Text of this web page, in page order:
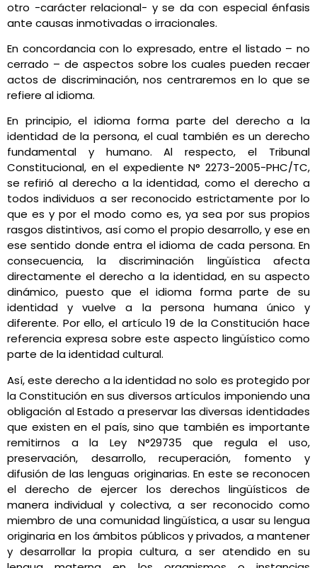
otro -carácter relacional- y se da con especial énfasis
ante causas inmotivadas o irracionales.
En concordancia con lo expresado, entre el listado – no
cerrado – de aspectos sobre los cuales pueden recaer
actos de discriminación, nos centraremos en lo que se
refiere al idioma.
En principio, el idioma forma parte del derecho a la
identidad de la persona, el cual también es un derecho
fundamental y humano. Al respecto, el Tribunal
Constitucional, en el expediente N° 2273-2005-PHC/TC,
se refirió al derecho a la identidad, como el derecho a
todos individuos a ser reconocido estrictamente por lo
que es y por el modo como es, ya sea por sus propios
rasgos distintivos, así como el propio desarrollo, y ese en
ese sentido donde entra el idioma de cada persona. En
consecuencia, la discriminación lingüística afecta
directamente el derecho a la identidad, en su aspecto
dinámico, puesto que el idioma forma parte de su
identidad y vuelve a la persona humana único y
diferente. Por ello, el artículo 19 de la Constitución hace
referencia expresa sobre este aspecto lingüístico como
parte de la identidad cultural.
Así, este derecho a la identidad no solo es protegido por
la Constitución en sus diversos artículos imponiendo una
obligación al Estado a preservar las diversas identidades
que existen en el país, sino que también es importante
remitirnos a la Ley N°29735 que regula el uso,
preservación, desarrollo, recuperación, fomento y
difusión de las lenguas originarias. En este se reconocen
el derecho de ejercer los derechos lingüísticos de
manera individual y colectiva, a ser reconocido como
miembro de una comunidad lingüística, a usar su lengua
originaria en los ámbitos públicos y privados, a mantener
y desarrollar la propia cultura, a ser atendido en su